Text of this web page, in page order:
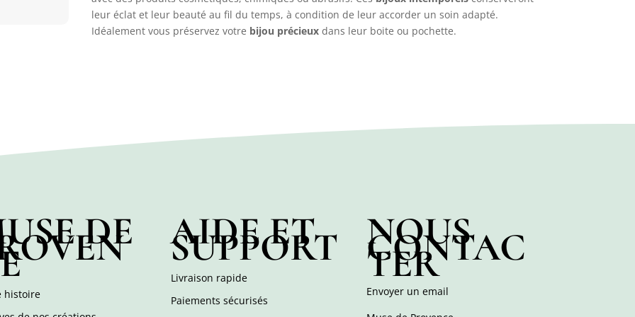
leur éclat et leur beauté au fil du temps, à condition de leur accorder un soin adapté.
Idéalement vous préservez votre bijou précieux dans leur boite ou pochette.
DE
histoire
AIDE ET
SUPPORT
Livraison rapide
Paiements sécurisés
NOUS
CONTAC
TER
Envoyer un email